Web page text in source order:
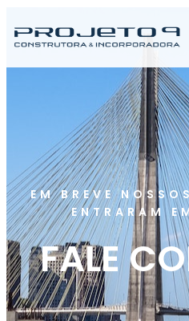
EM BREVE
ENTRARAM
FALE